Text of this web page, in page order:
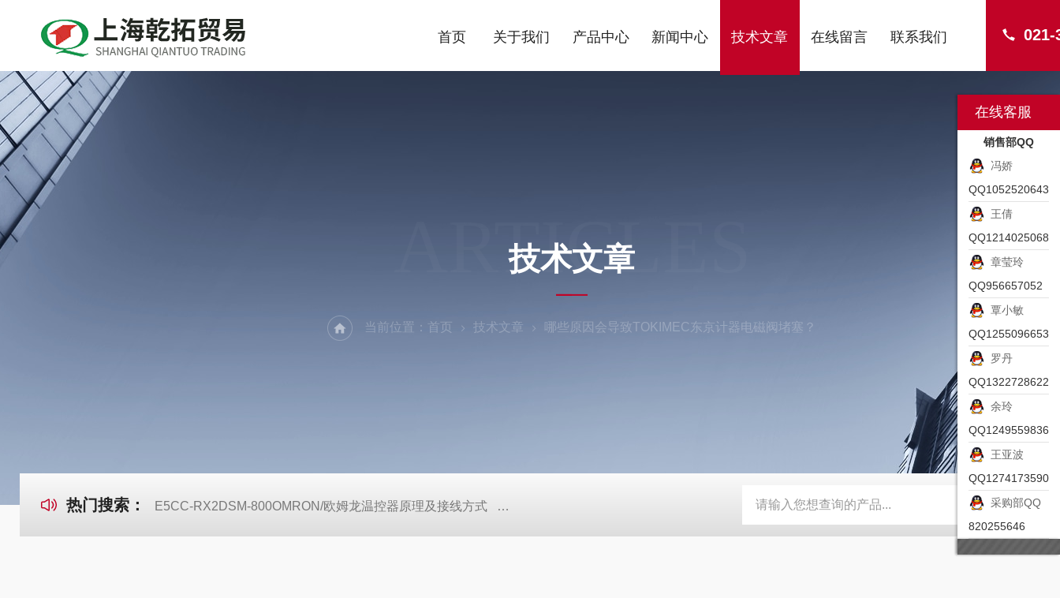
021-
首页 关于我们 产品中心 新闻中心 技术文章 在线留言 联系我们
ARTICLES
技术文章
当前位置： 首页 技术文章 哪些原因会导致TOKIMEC东京计器电磁阀堵塞？
热门搜索： E5CC-RX2DSM-800OMRON/欧姆龙温控器原理及接线方式 日本SMC真空压力开关的中文资料ZK2-ZSEA-A *皮尔兹PILZ安全激光扫描仪 RZMO-TER-
在线客服
销售部QQ
冯娇
QQ1052520643
王倩
QQ1214025068
章莹玲
QQ956657052
覃小敏
QQ1255096653
罗丹
QQ1322728622
余玲
QQ1249559836
王亚波
QQ1274173590
采购部QQ
820255646